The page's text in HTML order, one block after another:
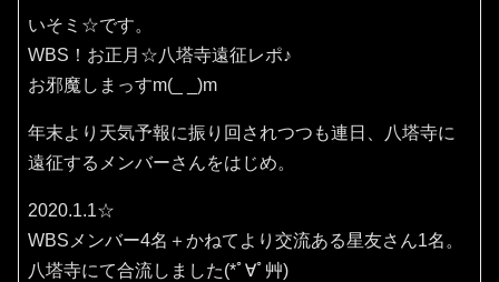
いそミ☆です。
WBS！お正月☆八塔寺遠征レポ♪
お邪魔しまっすm(_ _)m
年末より天気予報に振り回されつつも連日、八塔寺に
遠征するメンバーさんをはじめ。
2020.1.1☆
WBSメンバー4名＋かねてより交流ある星友さん1名。
八塔寺にて合流しました(*ﾟ∀ﾟ艸)